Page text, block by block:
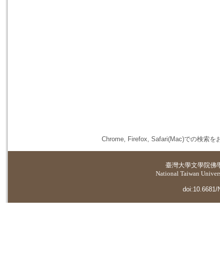
Chrome, Firefox, Safari(Mac)での検索を
臺灣大學文學院佛
National Taiwan
doi:10.6681/